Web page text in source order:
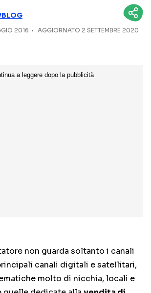
2016
AGGIORNATO 2 SETTEMBRE 2020
non guarda soltanto i canali
canali digitali e satellitari,
molto di nicchia, locali e